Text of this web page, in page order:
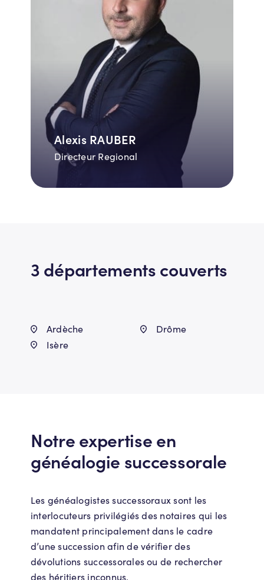
Alexis RAUBER
Directeur Regional
3 départements couverts
Ardèche
Drôme
Isère
Notre expertise en
généalogie successorale
Les généalogistes successoraux sont les
interlocuteurs privilégiés des notaires qui les
mandatent principalement dans le cadre
d’une succession afin de vérifier des
dévolutions successorales ou de rechercher
des héritiers inconnus.